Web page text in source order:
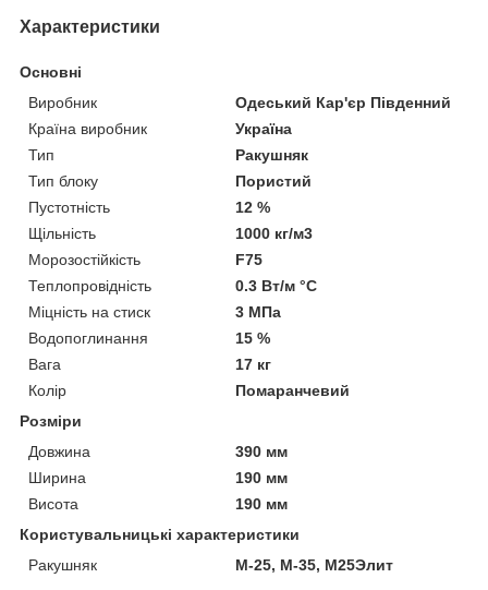
Характеристики
Основні
Виробник
Одеський Кар'єр Південний
Країна виробник
Україна
Тип
Ракушняк
Тип блоку
Пористий
Пустотність
12 %
Щільність
1000 кг/м3
Морозостійкість
F75
Теплопровідність
0.3 Вт/м °С
Міцність на стиск
3 МПа
Водопоглинання
15 %
Вага
17 кг
Колір
Помаранчевий
Розміри
Довжина
390 мм
Ширина
190 мм
Висота
190 мм
Користувальницькі характеристики
Ракушняк
М-25, М-35, М25Элит